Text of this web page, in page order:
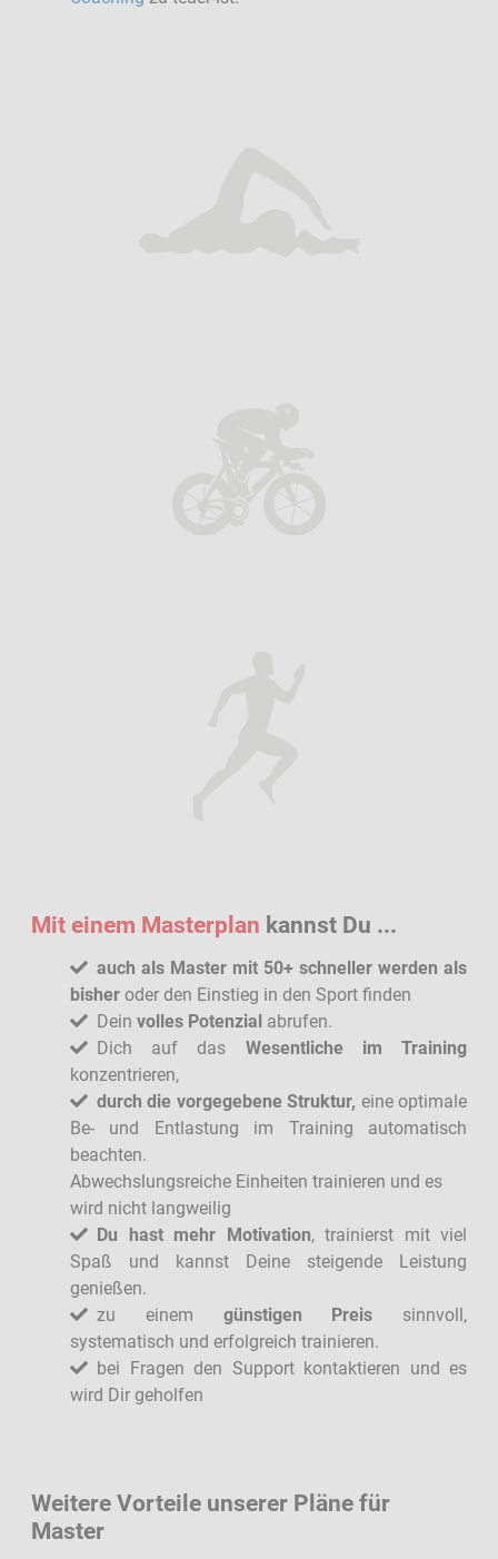
Mit einem Masterplan kannst Du ...
auch als Master mit 50+ schneller werden als
bisher oder den Einstieg in den Sport finden
Dein volles Potenzial abrufen.
Dich auf das Wesentliche im Training
konzentrieren,
durch die vorgegebene Struktur, eine optimale
Be- und Entlastung im Training automatisch
beachten.
Abwechslungsreiche Einheiten trainieren und es
wird nicht langweilig
Du hast mehr Motivation, trainierst mit viel
Spaß und kannst Deine steigende Leistung
genießen.
zu einem günstigen Preis sinnvoll,
systematisch und erfolgreich trainieren.
bei Fragen den Support kontaktieren und es
wird Dir geholfen
Weitere Vorteile unserer Pläne für
Master